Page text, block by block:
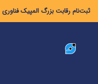
ثبت‌نام رقابت بزرگ المپیک فناوری ۲۰۲۶ آغاز شد